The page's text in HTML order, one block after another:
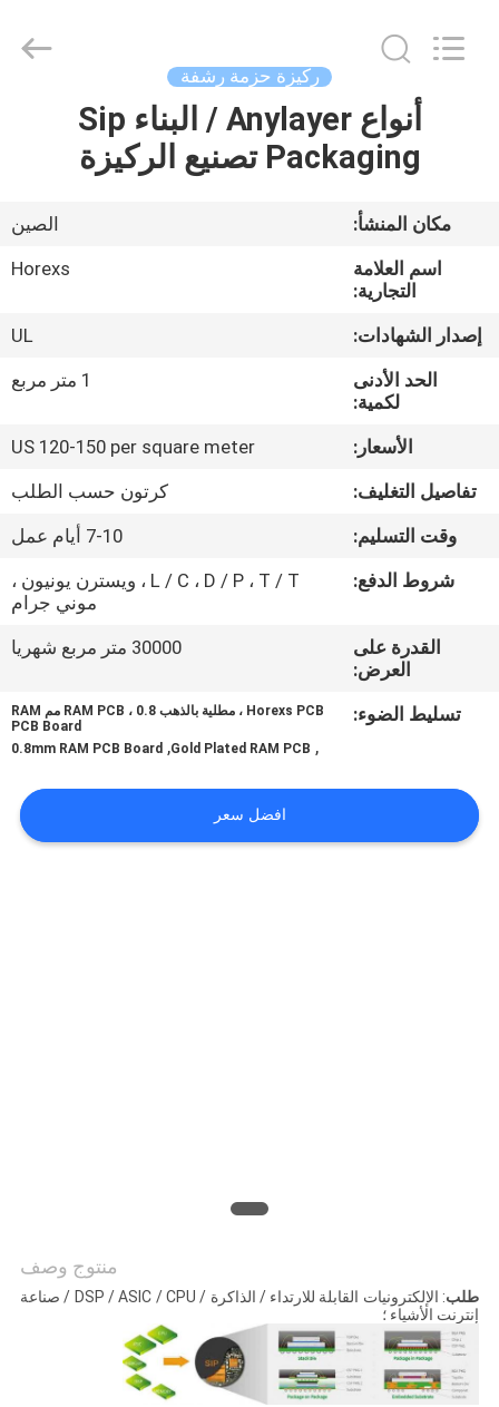
الصفحة
الرئيسية
منتجات
معلومات
عنا
المعمل
مراقبة
الجودة
اتصل
اطلب
Co.,Ltd..
ركيزة حزمة رشفة
أنواع Anylayer / البناء Sip
Packaging تصنيع الركيزة
مكان المنشأ:
الصين
اسم العلامة
التجارية:
Horexs
إصدار الشهادات:
UL
الحد الأدنى
لكمية:
1 متر مربع
الأسعار:
US 120-150 per square meter
تفاصيل التغليف:
كرتون حسب الطلب
وقت التسليم:
7-10 أيام عمل
شروط الدفع:
L / C ، D / P ، T / T ، ويسترن يونيون ،
موني جرام
القدرة على
العرض:
30000 متر مربع شهريا
تسليط الضوء:
Horexs PCB ، مطلية بالذهب RAM PCB ، 0.8 مم RAM
PCB Board
,
Gold Plated RAM PCB
,
0.8mm RAM PCB Board
افضل سعر
منتوج وصف
طلب
: الإلكترونيات القابلة للارتداء / الذاكرة / DSP / ASIC / CPU / صناعة
إنترنت الأشياء ؛